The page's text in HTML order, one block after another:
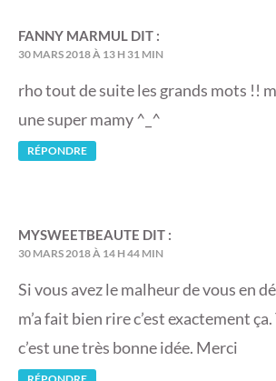
FANNY MARMUL DIT :
30 MARS 2018 À 13 H 31 MIN
rho tout de suite les grands mots !!
une super mamy ^_^
RÉPONDRE
MYSWEETBEAUTE DIT :
30 MARS 2018 À 14 H 44 MIN
Si vous avez le malheur de vous en
m’a fait bien rire c’est exactement
c’est une très bonne idée. Merci